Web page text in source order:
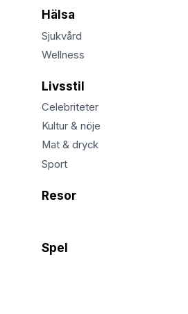
Hälsa
Sjukvård
Wellness
Livsstil
Celebriteter
Kultur & nöje
Mat & dryck
Sport
Resor
Spel